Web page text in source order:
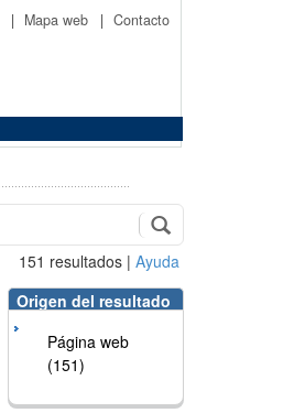
| Mapa web | Contacto
151 resultados | Ayuda
Origen del resultado
Página web
(151)